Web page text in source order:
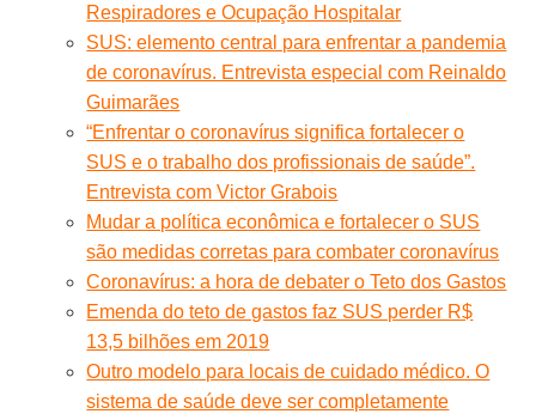
Respiradores e Ocupação Hospitalar
SUS: elemento central para enfrentar a pandemia
de coronavírus. Entrevista especial com Reinaldo
Guimarães
“Enfrentar o coronavírus significa fortalecer o
SUS e o trabalho dos profissionais de saúde”.
Entrevista com Victor Grabois
Mudar a política econômica e fortalecer o SUS
são medidas corretas para combater coronavírus
Coronavírus: a hora de debater o Teto dos Gastos
Emenda do teto de gastos faz SUS perder R$
13,5 bilhões em 2019
Outro modelo para locais de cuidado médico. O
sistema de saúde deve ser completamente